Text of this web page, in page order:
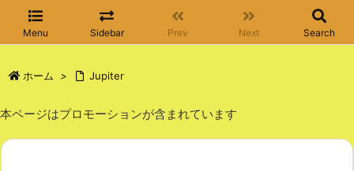
Menu Sidebar Prev Next Search
ホーム > Jupiter
本ページはプロモーションが含まれています